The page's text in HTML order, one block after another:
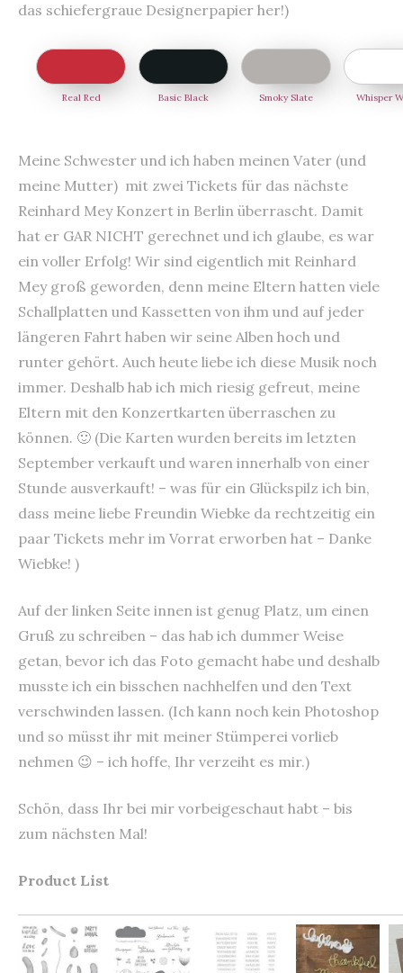
das schiefergraue Designerpapier her!)
Real Red Basic Black Smoky Slate Whisper
Meine Schwester und ich haben meinen Vater (und
meine Mutter) mit zwei Tickets für das nächste
Reinhard Mey Konzert in Berlin überrascht. Damit
hat er GAR NICHT gerechnet und ich glaube, es war
ein voller Erfolg! Wir sind eigentlich mit Reinhard
Mey groß geworden, denn meine Eltern hatten viele
Schallplatten und Kassetten von ihm und auf jeder
längeren Fahrt haben wir seine Alben hoch und
runter gehört. Auch heute liebe ich diese Musik noch
immer. Deshalb hab ich mich riesig gefreut, meine
Eltern mit den Konzertkarten überraschen zu
können. 🙂 (Die Karten wurden bereits im letzten
September verkauft und waren innerhalb von einer
Stunde ausverkauft! – was für ein Glückspilz ich bin,
dass meine liebe Freundin Wiebke da rechtzeitig ein
paar Tickets mehr im Vorrat erworben hat – Danke
Wiebke! )
Auf der linken Seite innen ist genug Platz, um einen
Gruß zu schreiben – das hab ich dummer Weise
getan, bevor ich das Foto gemacht habe und deshalb
musste ich ein bisschen nachhelfen und den Text
verschwinden lassen. (Ich kann noch kein Photoshop
und so müsst ihr mit meiner Stümperei vorlieb
nehmen 😉 – ich hoffe, Ihr verzeiht es mir.)
Schön, dass Ihr bei mir vorbeigeschaut habt – bis
zum nächsten Mal!
Product List